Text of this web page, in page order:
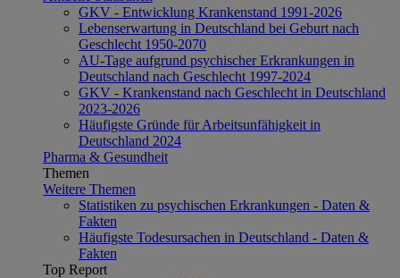
GKV - Entwicklung Krankenstand 1991-2026
Lebenserwartung in Deutschland bei Geburt nach
Geschlecht 1950-2070
AU-Tage aufgrund psychischer Erkrankungen in
Deutschland nach Geschlecht 1997-2024
GKV - Krankenstand nach Geschlecht in Deutschland
2023-2026
Häufigste Gründe für Arbeitsunfähigkeit in
Deutschland 2024
Pharma & Gesundheit
Themen
Weitere Themen
Statistiken zu psychischen Erkrankungen - Daten &
Fakten
Häufigste Todesursachen in Deutschland - Daten &
Fakten
Top Report